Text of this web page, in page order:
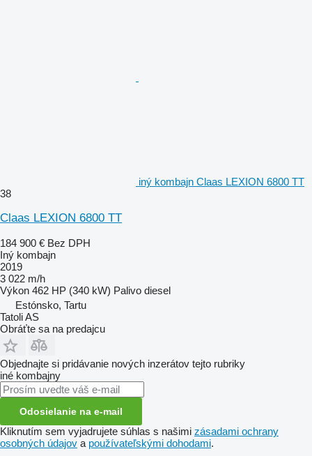
iný kombajn Claas LEXION 6800 TT
38
Claas LEXION 6800 TT
184 900 € Bez DPH
Iný kombajn
2019
3 022 m/h
Výkon 462 HP (340 kW) Palivo diesel
Estónsko, Tartu
Tatoli AS
Obráťte sa na predajcu
Objednajte si pridávanie nových inzerátov tejto rubriky
iné kombajny
Odosielanie na e-mail
Kliknutím sem vyjadrujete súhlas s našimi zásadami ochrany
osobných údajov a používateľskými dohodami.